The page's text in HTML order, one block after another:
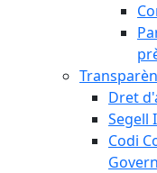
Dret
Segell
Codi
Govern